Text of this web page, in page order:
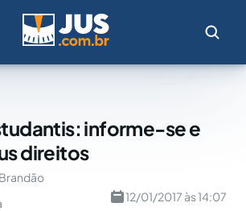
informe-se e
direitos
12/01/2017 às 14:07